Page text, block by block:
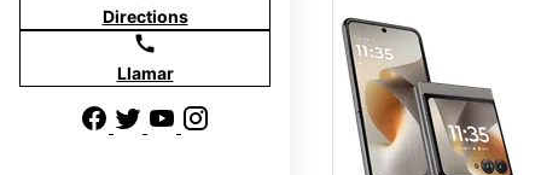
Directions
call
Llamar